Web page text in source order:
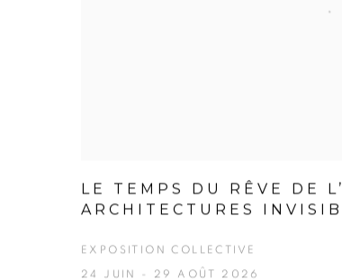
LE TEMPS DU RÊVE DE
ARCHITECTURES
EXPOSITION COLLECTIVE
24 JUIN - 29 AOÛT 2026